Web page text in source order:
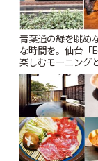
青葉通の緑を眺め
な時間を。仙台「
楽しむモーニング
とりっぷ